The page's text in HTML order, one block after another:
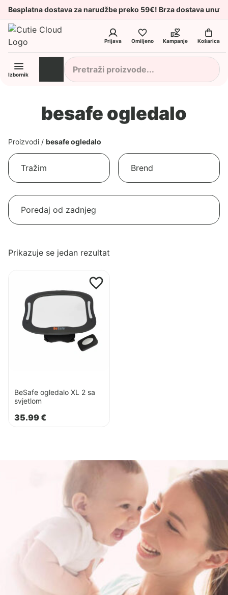
Besplatna dostava za narudžbe preko 59€! Brza dostava
Prijava Omiljeno Kampanje Košarica
Izbornik
besafe ogledalo
Proizvodi / besafe ogledalo
Prikazuje se jedan rezultat
BeSafe
ogledalo
BeSafe ogledalo XL 2 sa
svjetlom
35.99€